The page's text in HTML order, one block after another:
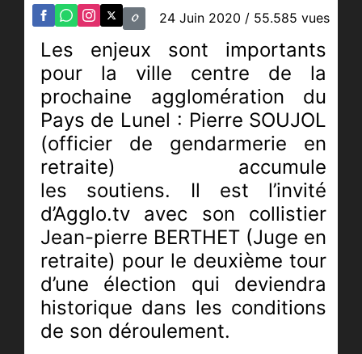
24 Juin 2020 / 55.585 vues
Les enjeux sont importants
pour la ville centre de la
prochaine agglomération du
Pays de Lunel : Pierre SOUJOL
(officier de gendarmerie en
retraite) accumule
les soutiens. Il est l’invité
d’Agglo.tv avec son collistier
Jean-pierre BERTHET (Juge en
retraite) pour le deuxième tour
d’une élection qui deviendra
historique dans les conditions
de son déroulement.